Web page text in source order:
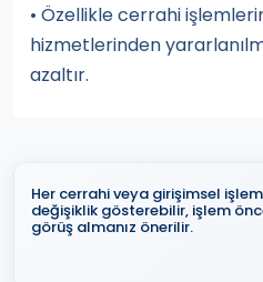
• Özellikle cerrahi
hizmetlerinden
azaltır.
Her cerrahi veya girişimsel
değişiklik gösterebilir, işlem
görüş almanız önerilir.